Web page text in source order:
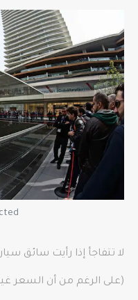
(على الرغم من أن السعر